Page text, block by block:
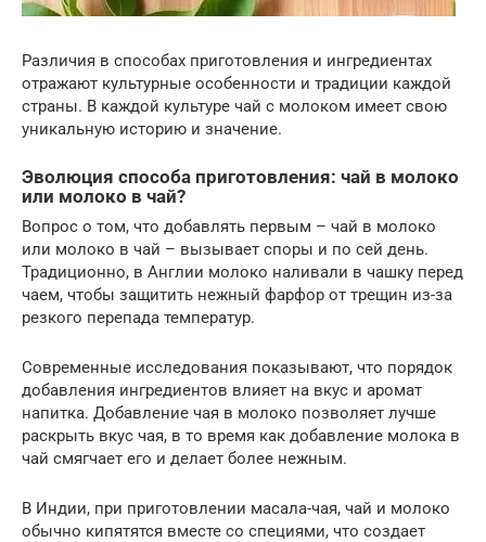
Различия в способах приготовления и ингредиентах
отражают культурные особенности и традиции каждой
страны. В каждой культуре чай с молоком имеет свою
уникальную историю и значение.
Эволюция способа приготовления: чай в молоко
или молоко в чай?
Вопрос о том, что добавлять первым – чай в молоко
или молоко в чай – вызывает споры и по сей день.
Традиционно, в Англии молоко наливали в чашку перед
чаем, чтобы защитить нежный фарфор от трещин из-за
резкого перепада температур.
Современные исследования показывают, что порядок
добавления ингредиентов влияет на вкус и аромат
напитка. Добавление чая в молоко позволяет лучше
раскрыть вкус чая, в то время как добавление молока в
чай смягчает его и делает более нежным.
В Индии, при приготовлении масала-чая, чай и молоко
обычно кипятятся вместе со специями, что создает